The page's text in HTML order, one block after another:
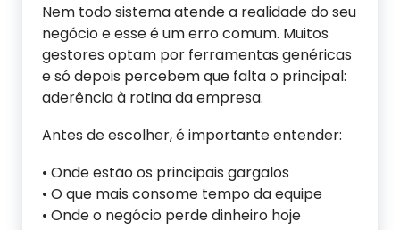
Nem todo sistema atende a realidade do seu
negócio e esse é um erro comum. Muitos
gestores optam por ferramentas genéricas
e só depois percebem que falta o principal:
aderência à rotina da empresa.
Antes de escolher, é importante entender:
• Onde estão os principais gargalos
• O que mais consome tempo da equipe
• Onde o negócio perde dinheiro hoje